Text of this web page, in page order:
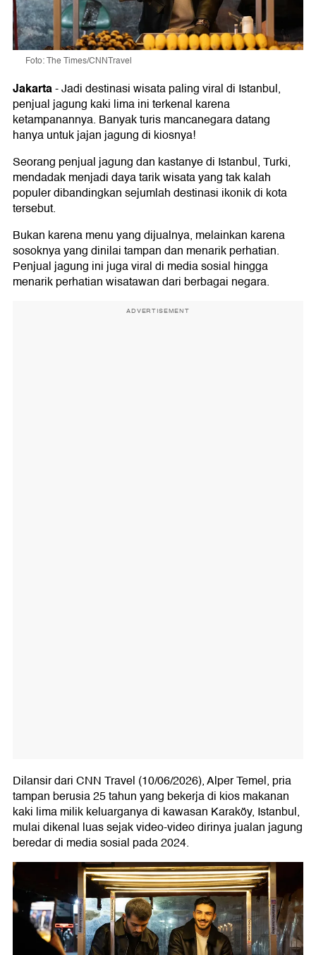
Foto: The Times/CNNTravel
Jakarta-Jadi destinasi wisata paling viral di Istanbul,
penjual jagung kaki lima ini terkenal karena
ketampanannya. Banyak turis mancanegara datang
hanya untuk jajan jagung di kiosnya!
Seorang penjual jagung dan kastanye di Istanbul, Turki,
mendadak menjadi daya tarik wisata yang tak kalah
populer dibandingkan sejumlah destinasi ikonik di kota
tersebut.
Bukan karena menu yang dijualnya, melainkan karena
sosoknya yang dinilai tampan dan menarik perhatian.
Penjual jagung ini juga viral di media sosial hingga
menarik perhatian wisatawan dari berbagai negara.
ADVERTISEMENT
Dilansir dari CNN Travel (10/06/2026), Alper Temel, pria
tampan berusia 25 tahun yang bekerja di kios makanan
kaki lima milik keluarganya di kawasan Karaköy, Istanbul,
mulai dikenal luas sejak video-video dirinya jualan jagung
beredar di media sosial pada 2024.